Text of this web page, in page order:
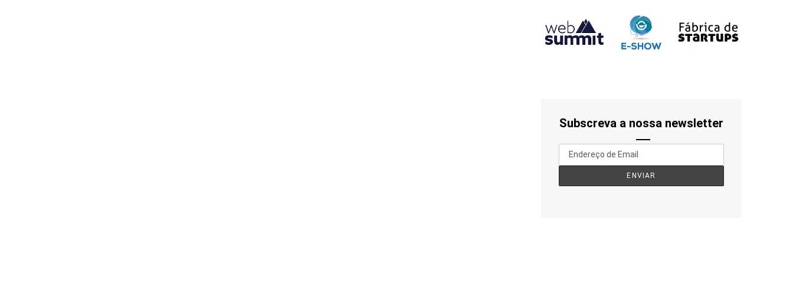
Subscreva a nossa newsletter